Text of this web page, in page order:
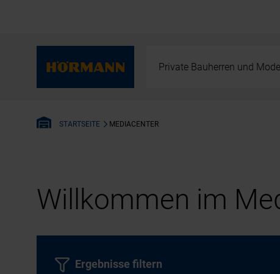
Private Bauherren und
STARTSEITE MEDIACENTER
Willkommen im
Ergebnisse filtern